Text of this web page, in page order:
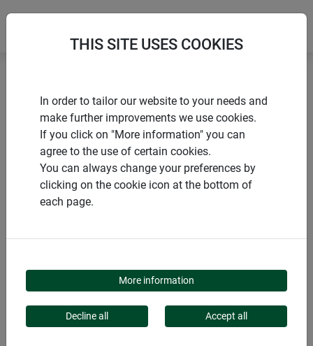
Accueil
Tuteurs pour fleurs et arbustes
Tuteur arceau en bambou
PRODUITS
TUTEUR ARCEAU EN
BAMBOU
THIS SITE USES COOKIES
In order to tailor our website to your needs and
make further improvements we use cookies.
If you click on "More information" you can
agree to the use of certain cookies.
You can always change your preferences by
clicking on the cookie icon at the bottom of
each page.
More information
Decline all Accept all